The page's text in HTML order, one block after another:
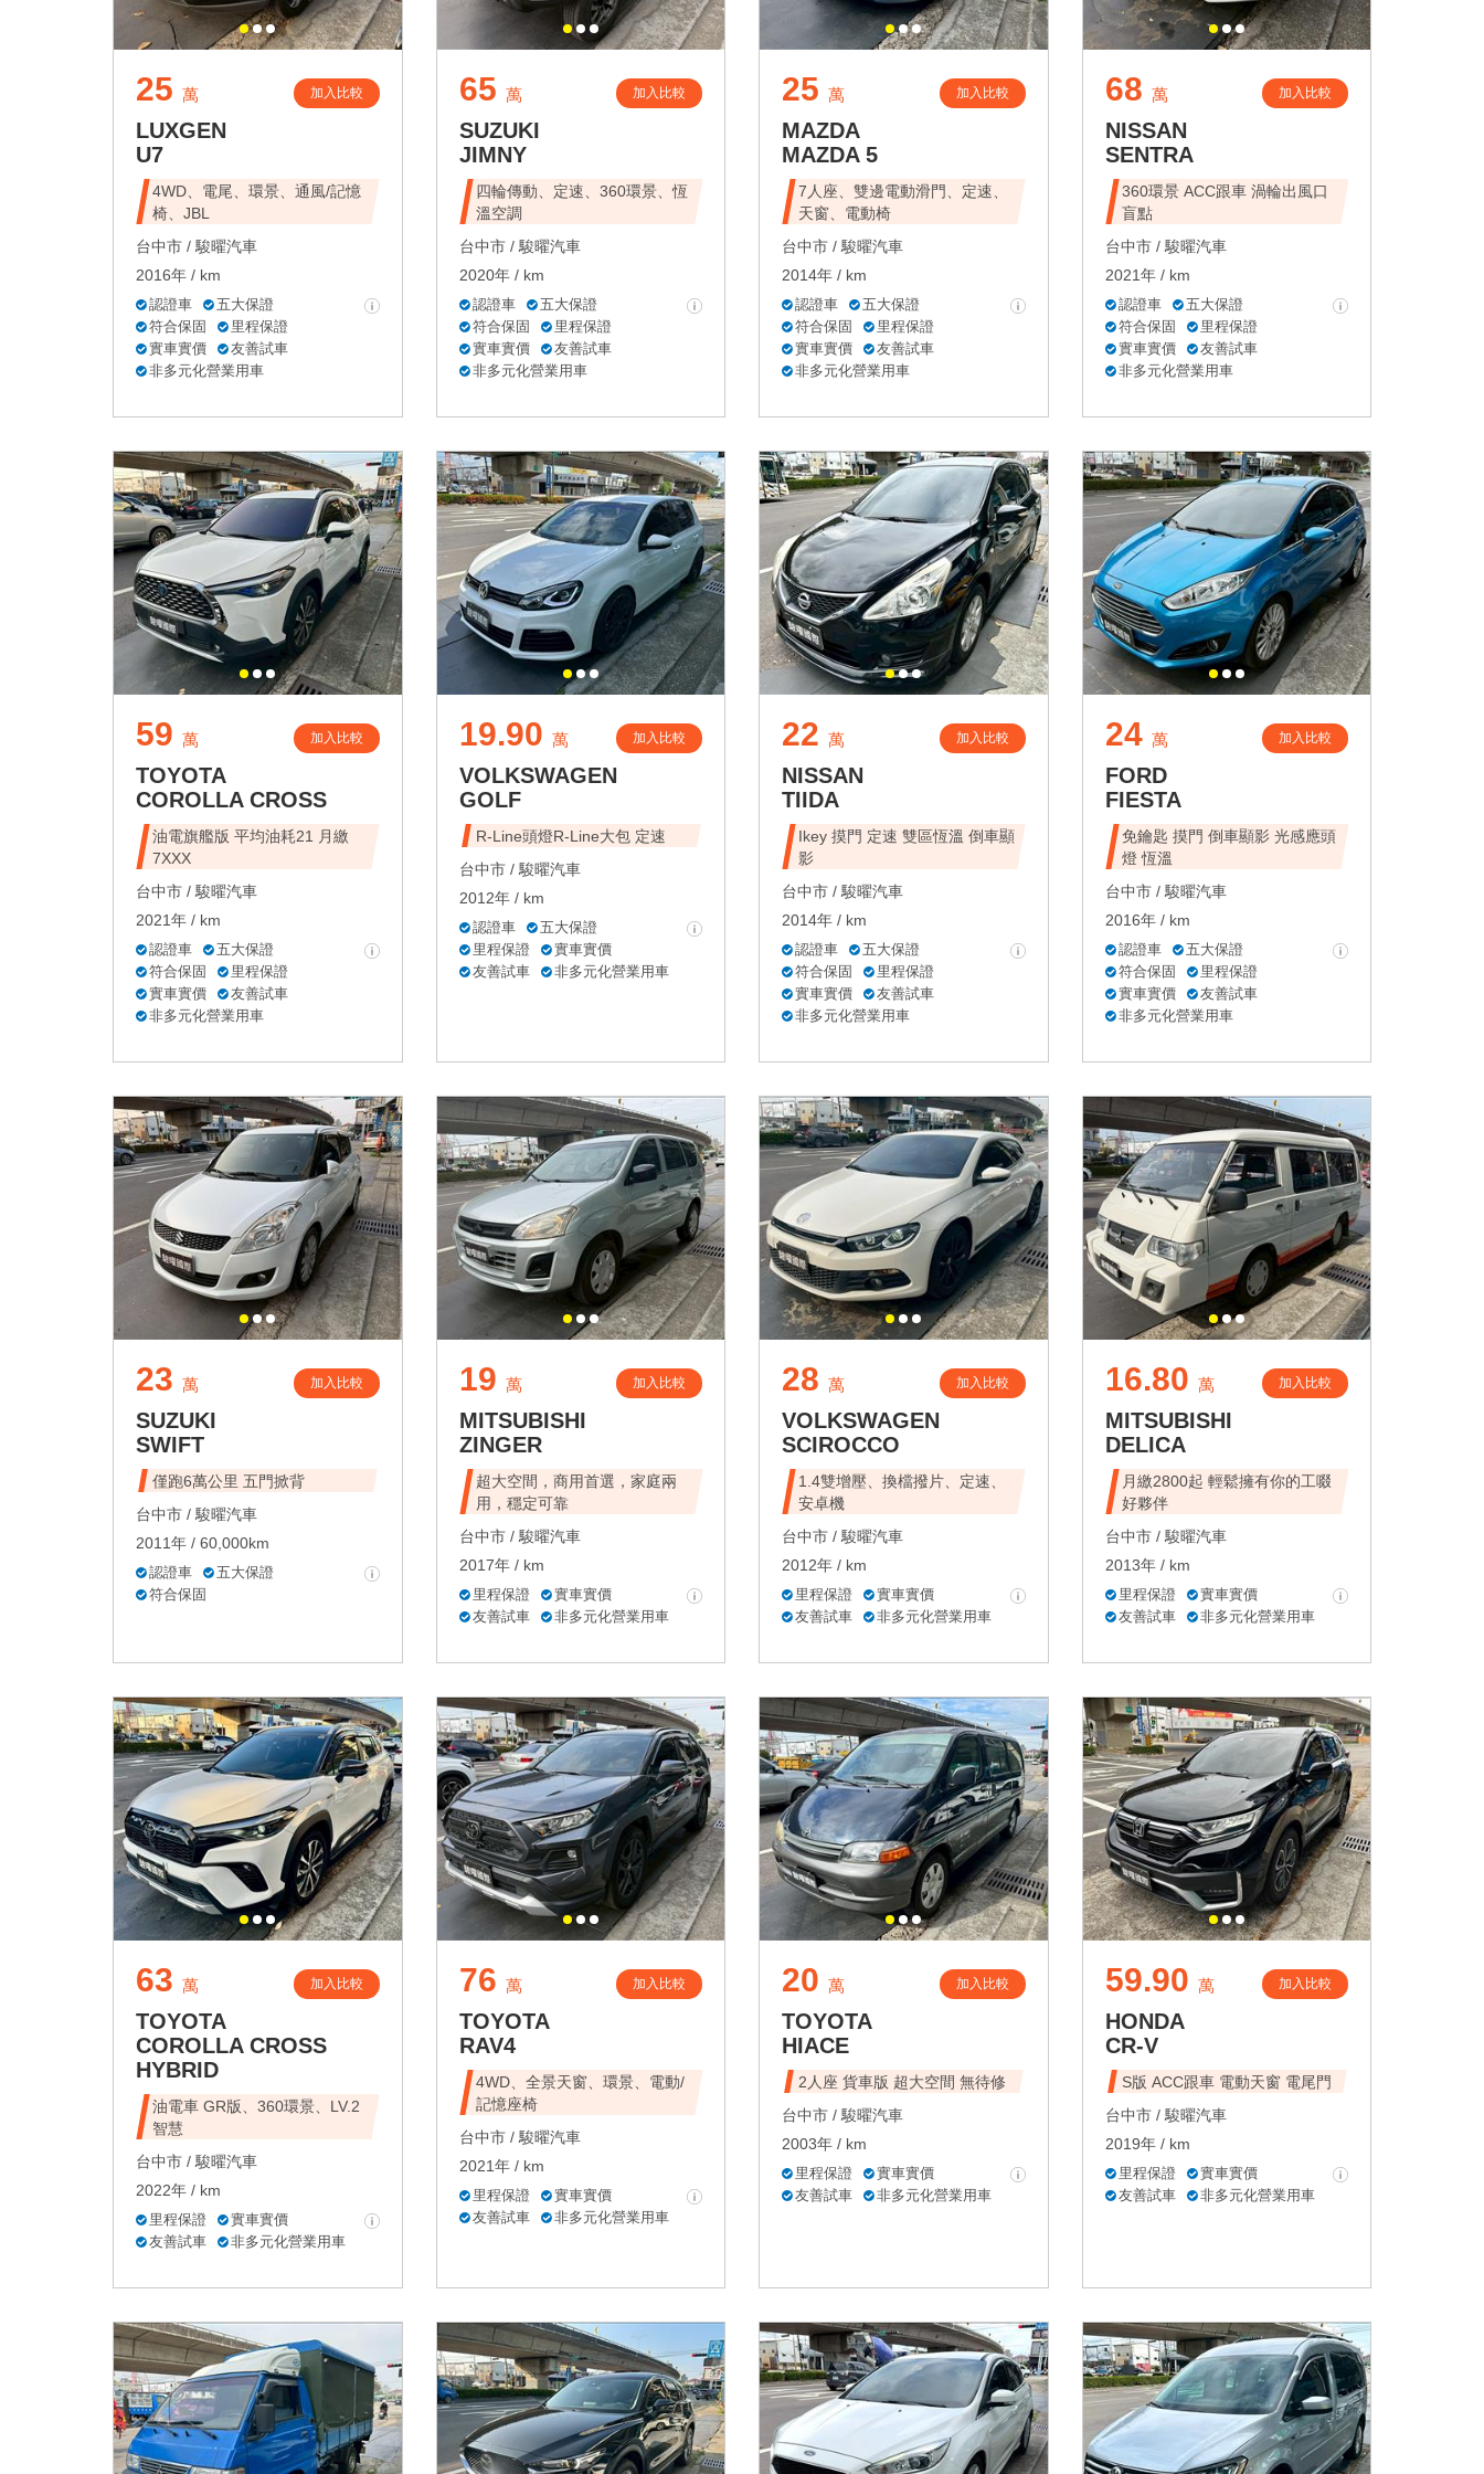
25 萬 加入比較
LUXGEN
U7
4WD、電尾、環景、通風/記憶
椅、JBL
台中市 / 駿曜汽車
2016年 / km
認證車
五大保證
符合保固
里程保證
實車實價
友善試車
非多元化營業用車
65 萬 加入比較
SUZUKI
JIMNY
四輪傳動、定速、360環景、恆
溫空調
台中市 / 駿曜汽車
2020年 / km
認證車
五大保證
符合保固
里程保證
實車實價
友善試車
非多元化營業用車
25 萬 加入比較
MAZDA
MAZDA 5
7人座、雙邊電動滑門、定速、
天窗、電動椅
台中市 / 駿曜汽車
2014年 / km
認證車
五大保證
符合保固
里程保證
實車實價
友善試車
非多元化營業用車
68 萬 加入比較
NISSAN
SENTRA
360環景 ACC跟車 渦輪出風口
盲點
台中市 / 駿曜汽車
2021年 / km
認證車
五大保證
符合保固
里程保證
實車實價
友善試車
非多元化營業用車
59 萬 加入比較
TOYOTA
COROLLA CROSS
油電旗艦版 平均油耗21 月繳
7XXX
台中市 / 駿曜汽車
2021年 / km
認證車
五大保證
符合保固
里程保證
實車實價
友善試車
非多元化營業用車
19.90 萬 加入比較
VOLKSWAGEN
GOLF
R-Line頭燈R-Line大包 定速
台中市 / 駿曜汽車
2012年 / km
認證車
五大保證
里程保證
實車實價
友善試車
非多元化營業用車
22 萬 加入比較
NISSAN
TIIDA
Ikey 摸門 定速 雙區恆溫 倒車顯
影
台中市 / 駿曜汽車
2014年 / km
認證車
五大保證
符合保固
里程保證
實車實價
友善試車
非多元化營業用車
24 萬 加入比較
FORD
FIESTA
免鑰匙 摸門 倒車顯影 光感應頭
燈 恆溫
台中市 / 駿曜汽車
2016年 / km
認證車
五大保證
符合保固
里程保證
實車實價
友善試車
非多元化營業用車
23 萬 加入比較
SUZUKI
SWIFT
僅跑6萬公里 五門掀背
台中市 / 駿曜汽車
2011年 / 60,000km
認證車
五大保證
符合保固
19 萬 加入比較
MITSUBISHI
ZINGER
超大空間，商用首選，家庭兩
用，穩定可靠
台中市 / 駿曜汽車
2017年 / km
里程保證
實車實價
友善試車
非多元化營業用車
28 萬 加入比較
VOLKSWAGEN
SCIROCCO
1.4雙增壓、換檔撥片、定速、
安卓機
台中市 / 駿曜汽車
2012年 / km
里程保證
實車實價
友善試車
非多元化營業用車
16.80 萬 加入比較
MITSUBISHI
DELICA
月繳2800起 輕鬆擁有你的工啜
好夥伴
台中市 / 駿曜汽車
2013年 / km
里程保證
實車實價
友善試車
非多元化營業用車
63 萬 加入比較
TOYOTA
COROLLA CROSS
HYBRID
油電車 GR版、360環景、LV.2
智慧
台中市 / 駿曜汽車
2022年 / km
里程保證
實車實價
友善試車
非多元化營業用車
76 萬 加入比較
TOYOTA
RAV4
4WD、全景天窗、環景、電動/
記憶座椅
台中市 / 駿曜汽車
2021年 / km
里程保證
實車實價
友善試車
非多元化營業用車
20 萬 加入比較
TOYOTA
HIACE
2人座 貨車版 超大空間 無待修
台中市 / 駿曜汽車
2003年 / km
里程保證
實車實價
友善試車
非多元化營業用車
59.90 萬 加入比較
HONDA
CR-V
S版 ACC跟車 電動天窗 電尾門
台中市 / 駿曜汽車
2019年 / km
里程保證
實車實價
友善試車
非多元化營業用車